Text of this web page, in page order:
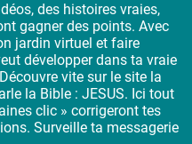
des histoires vraies,
gagner des points. Avec
jardin virtuel et faire
développer dans ta vraie
vite sur le site la
la Bible : JESUS. Ici tout
clic » corrigeront tes
Surveille ta messagerie